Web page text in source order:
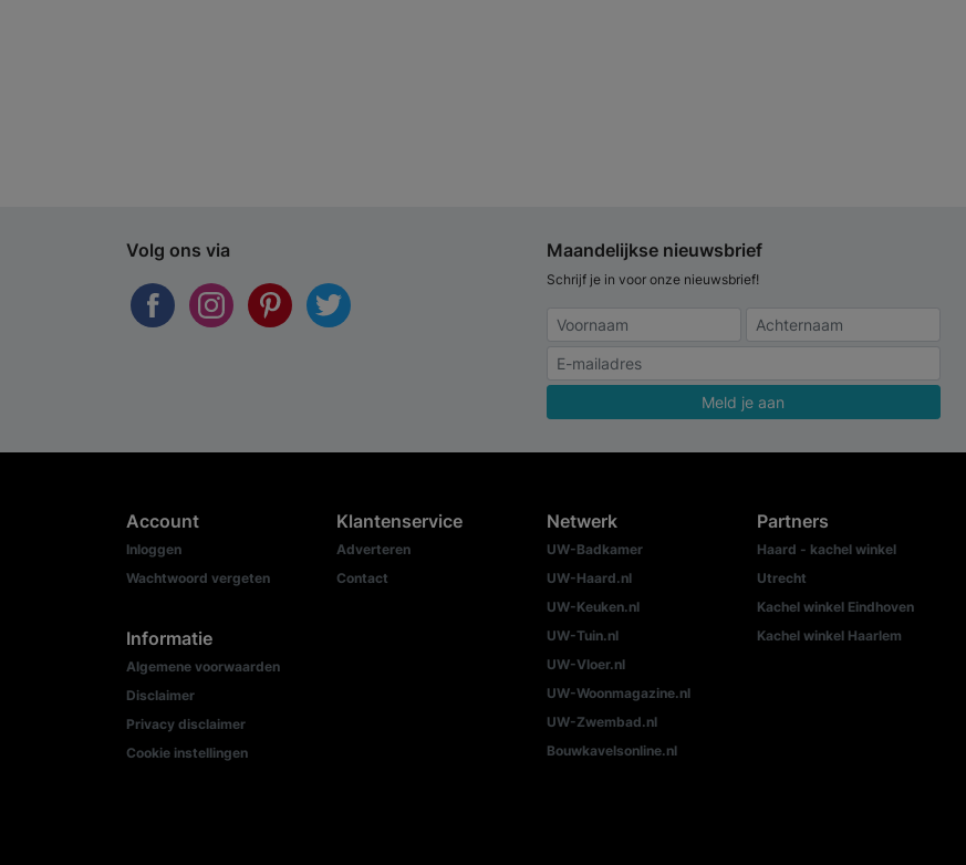
Volg ons via Maandelijkse nieuwsbrief
Schrijf je in voor onze nieuwsbrief!
Meld je aan
Account
Inloggen
Wachtwoord vergeten
Informatie
Algemene voorwaarden
Disclaimer
Privacy disclaimer
Cookie instellingen
Klantenservice
Adverteren
Contact
Netwerk
UW-Badkamer
UW-Haard.nl
UW-Keuken.nl
UW-Tuin.nl
UW-Vloer.nl
UW-Woonmagazine.nl
UW-Zwembad.nl
Bouwkavelsonline.nl
Partners
Haard - kachel winkel
Utrecht
Kachel winkel Eindhoven
Kachel winkel Haarlem